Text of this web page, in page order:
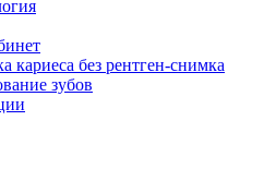
кариеса без рентген-снимка
зубов